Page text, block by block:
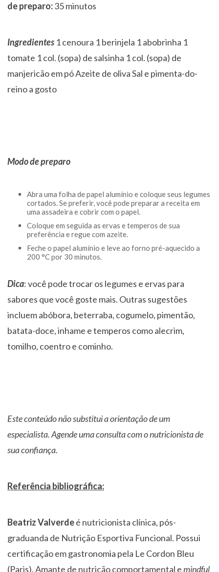
de preparo:35 minutos
Ingredientes 1 cenoura 1 berinjela 1 abobrinha 1
tomate 1 col. (sopa) de salsinha 1 col. (sopa) de
manjericão em póAzeite de olivaSal e pimenta-do-
reino a gosto
Modo de preparo
Abra uma folha de papel alumínio e coloque seus legumes
cortados. Se preferir, você pode preparar a receita em
uma assadeira e cobrir com o papel.
Coloque em seguida as ervas e temperos de sua
preferência e regue com azeite.
Feche o papel alumínio e leve ao forno pré-aquecido a
200 °C por 30 minutos.
Dica: você pode trocar os legumes e ervas para
sabores que você goste mais. Outras sugestões
incluem abóbora, beterraba, cogumelo, pimentão,
batata-doce, inhame e temperos como alecrim,
tomilho, coentro e cominho.
Este conteúdo não substitui a orientação de um
especialista. Agende uma consulta com o nutricionista de
sua confiança.
Referência bibliográfica:
Beatriz Valverdeé nutricionista clínica, pós-
graduanda de Nutrição Esportiva Funcional. Possui
certificação em gastronomia pela Le Cordon Bleu
(Paris). Amante de nutrição comportamental emindful